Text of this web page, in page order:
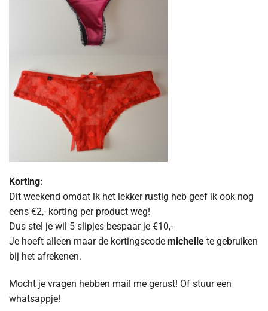
Korting:
Dit weekend omdat ik het lekker rustig heb geef ik ook nog
eens €2,- korting per product weg!
Dus stel je wil 5 slipjes bespaar je €10,-
Je hoeft alleen maar de kortingscode michelle te gebruiken
bij het afrekenen.
Mocht je vragen hebben mail me gerust! Of stuur een
whatsappje!